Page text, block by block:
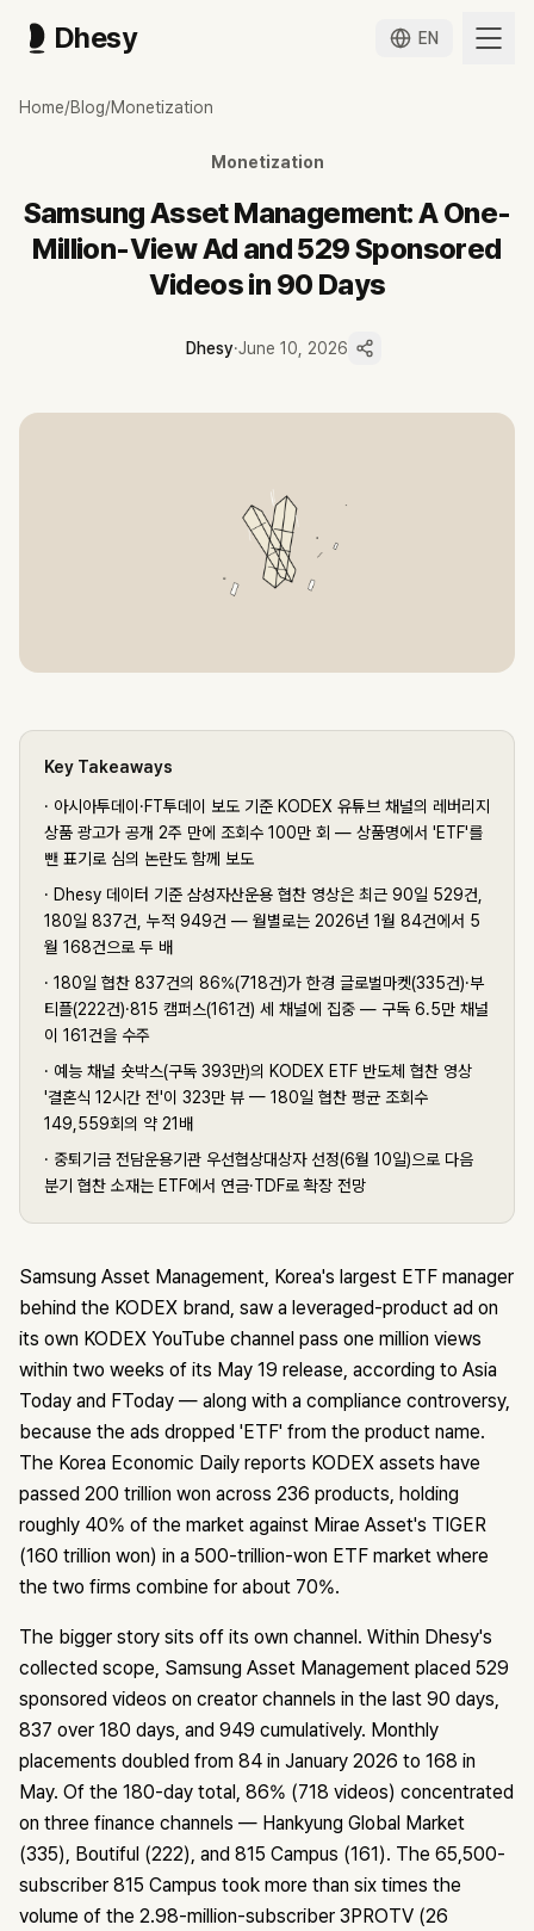
Dhesy EN
KODEX 레버리지 광고가 2주 만에 100만 뷰를 넘긴 사이, 자사 채널
Dhesy 데이터 기준 삼성자산운용 협찬 영상은 최근 90일 529건,
180일 협찬 837건의 86%(718건)가 한경 글로벌마켓(335건)·부티
예능 채널 숏박스(구독 393만)의 KODEX ETF 반도체 협찬 영상 '결
중퇴기금 전담운용기관 우선협상대상자 선정(6월 10일)으로 다음 분
Home/Blog/Monetization
Monetization
Samsung Asset Management: A One-
Million-View Ad and 529 Sponsored
Videos in 90 Days
Dhesy·June 10, 2026
Key Takeaways
· 아시아투데이·FT투데이 보도 기준 KODEX 유튜브 채널의 레버리지
상품 광고가 공개 2주 만에 조회수 100만 회 — 상품명에서 'ETF'를
뺀 표기로 심의 논란도 함께 보도
· Dhesy 데이터 기준 삼성자산운용 협찬 영상은 최근 90일 529건,
180일 837건, 누적 949건 — 월별로는 2026년 1월 84건에서 5
월 168건으로 두 배
· 180일 협찬 837건의 86%(718건)가 한경 글로벌마켓(335건)·부
티플(222건)·815 캠퍼스(161건) 세 채널에 집중 — 구독 6.5만 채널
이 161건을 수주
· 예능 채널 숏박스(구독 393만)의 KODEX ETF 반도체 협찬 영상
'결혼식 12시간 전'이 323만 뷰 — 180일 협찬 평균 조회수
149,559회의 약 21배
· 중퇴기금 전담운용기관 우선협상대상자 선정(6월 10일)으로 다음
분기 협찬 소재는 ETF에서 연금·TDF로 확장 전망
Samsung Asset Management, Korea's largest ETF manager
behind the KODEX brand, saw a leveraged-product ad on
its own KODEX YouTube channel pass one million views
within two weeks of its May 19 release, according to Asia
Today and FToday — along with a compliance controversy,
because the ads dropped 'ETF' from the product name.
The Korea Economic Daily reports KODEX assets have
passed 200 trillion won across 236 products, holding
roughly 40% of the market against Mirae Asset's TIGER
(160 trillion won) in a 500-trillion-won ETF market where
the two firms combine for about 70%.
The bigger story sits off its own channel. Within Dhesy's
collected scope, Samsung Asset Management placed 529
sponsored videos on creator channels in the last 90 days,
837 over 180 days, and 949 cumulatively. Monthly
placements doubled from 84 in January 2026 to 168 in
May. Of the 180-day total, 86% (718 videos) concentrated
on three finance channels — Hankyung Global Market
(335), Boutiful (222), and 815 Campus (161). The 65,500-
subscriber 815 Campus took more than six times the
volume of the 2.98-million-subscriber 3PROTV (26